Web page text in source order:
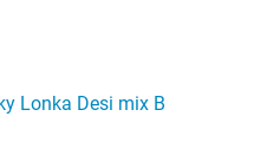
Lonka Desi mix B